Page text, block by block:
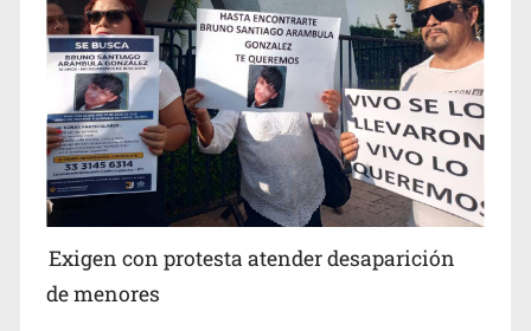
Exigen con protesta atender desaparición
de menores